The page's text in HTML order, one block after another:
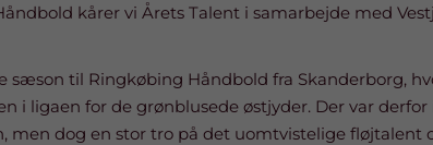
kårer vi Årets Talent i samarbejde med
sæson til Ringkøbing Håndbold fra Skanderborg,
i ligaen for de grønblusede østjyder. Der var
men dog en stor tro på det uomtvistelige fløjtalent